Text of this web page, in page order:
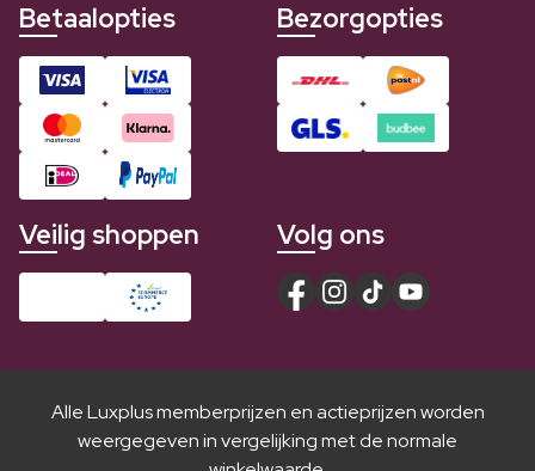
Betaalopties Bezorgopties
Veilig shoppen Volg ons
Alle Luxplus memberprijzen en actieprijzen worden
weergegeven in vergelijking met de normale